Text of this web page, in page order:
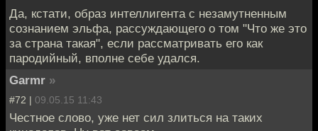
Да, кстати, образ интеллигента с незамутненным
сознанием эльфа, рассуждающего о том "Что же это
за страна такая", если рассматривать его как
пародийный, вполне себе удался.
Garmr »
#72 | 09.05.15 11:43
Честное слово, уже нет сил злиться на таких